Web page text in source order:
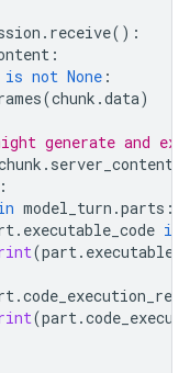
. receive():
:
is not None :
(chunk .data)
generate and
. server_content
:
model_turn .parts :
. executable_code is
(part.
.
(part.